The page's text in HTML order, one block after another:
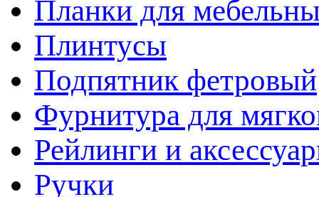
Планки для
Плинтусы
Подпятник фетровый
Фурнитура для
Рейлинги и
Ручки